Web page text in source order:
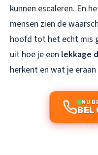
kunnen escaleren. En
mensen zien de
hoofd tot het echt mis
uit hoe je een lekkage
herkent en wat je
NU
BEL